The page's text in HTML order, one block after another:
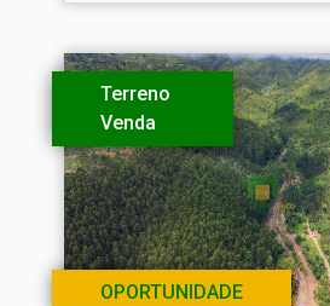
Terreno
Venda
OPORTUNIDADE